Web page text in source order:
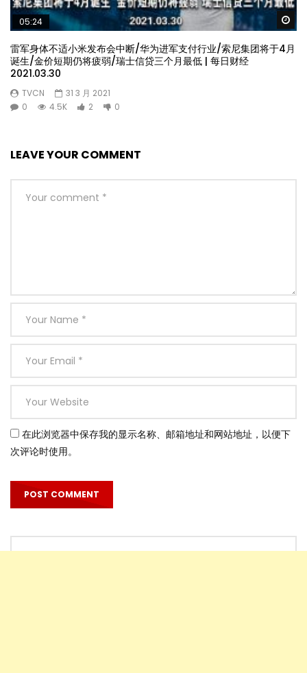
05:24
雷军身体不适小米发布会中断/华为进军支付行业/索尼集团将于4月
诞生/金价短期仍将疲弱/瑞士信贷三个月最低 | 每日财经
2021.03.30
TVCN
31 3 月 2021
0
4.5K 2 0
LEAVE YOUR COMMENT
在此浏览器中保存我的显示名称、邮箱地址和网站地址，以便下
次评论时使用。